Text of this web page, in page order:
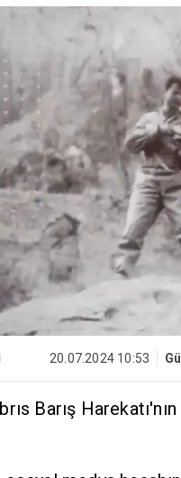
20.07.2024 10:53
Barış